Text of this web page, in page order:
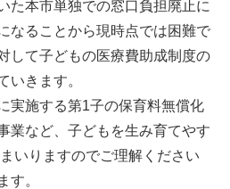
た本市単独での窓口負担廃止に
なることから現時点では困難で
して子どもの医療費助成制度の
いきます。
実施する第1子の保育料無償化
業など、子どもを生み育てやす
いりますのでご理解ください
す。